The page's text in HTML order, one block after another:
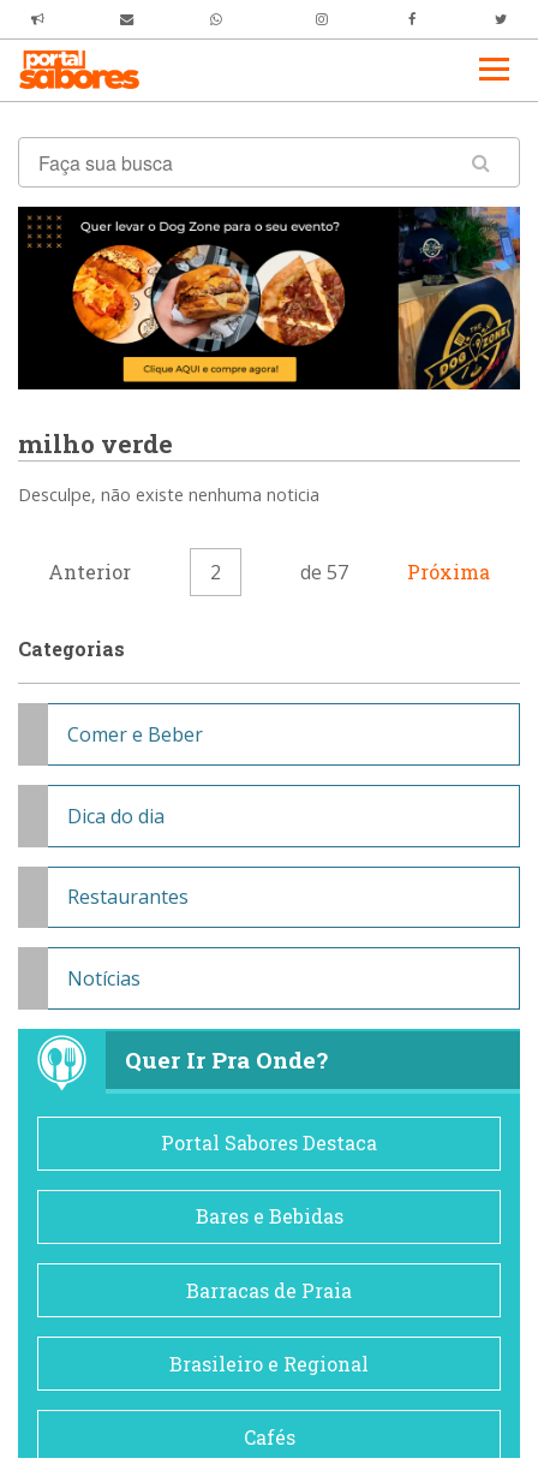
milho verde
Desculpe, não existe nenhuma noticia
Anterior 2 de 57 Próxima
Categorias
Comer e Beber
Dica do dia
Restaurantes
Notícias
Quer Ir Pra Onde?
Portal Sabores Destaca
Bares e Bebidas
Barracas de Praia
Brasileiro e Regional
Cafés